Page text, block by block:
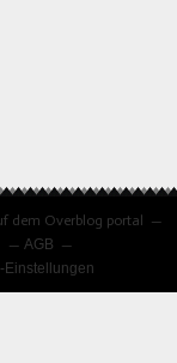
dem Overblog portal
AGB
Einstellungen